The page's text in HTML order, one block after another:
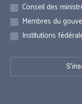
Inscriptions
Conseil des
Membres du
Institutions